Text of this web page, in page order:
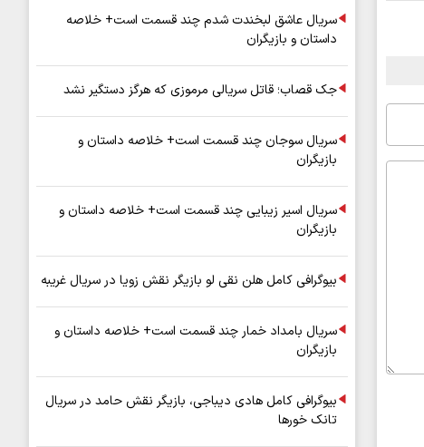
سریال عاشق لبخندت شدم چند قسمت است+ خلاصه
داستان و بازیگران
جک قصاب؛ قاتل سریالی مرموزی که هرگز دستگیر نشد
سریال سوجان چند قسمت است+ خلاصه داستان و
بازیگران
سریال اسیر زیبایی چند قسمت است+ خلاصه داستان و
بازیگران
بیوگرافی کامل هلن نقی لو بازیگر نقش زویا در سریال غریبه
سریال بامداد خمار چند قسمت است+ خلاصه داستان و
بازیگران
بیوگرافی کامل هادی دیباجی، بازیگر نقش حامد در سریال
تانک خورها